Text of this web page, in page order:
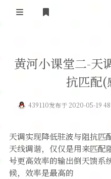
黄河事务
黄河使命
黄河新闻
活动竞赛
行业新闻
BA4II
图文教程
器材专区
车载类别
编号申请
黄河小课堂二-天
抗匹配(
439110发布于 2020-05-19
天调实现降低驻波与阻抗匹
天线调谐，仅仅是用来匹配
号更高效率的输出倒天馈系
候，效率是最高的